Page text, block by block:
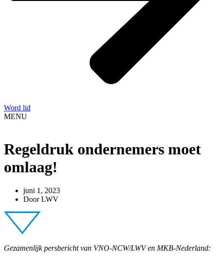
Word lid
MENU
Regeldruk ondernemers moet
omlaag!
juni 1, 2023
DoorLWV
Gezamenlijk persbericht van VNO-NCW/LWV en MKB-Nederland: